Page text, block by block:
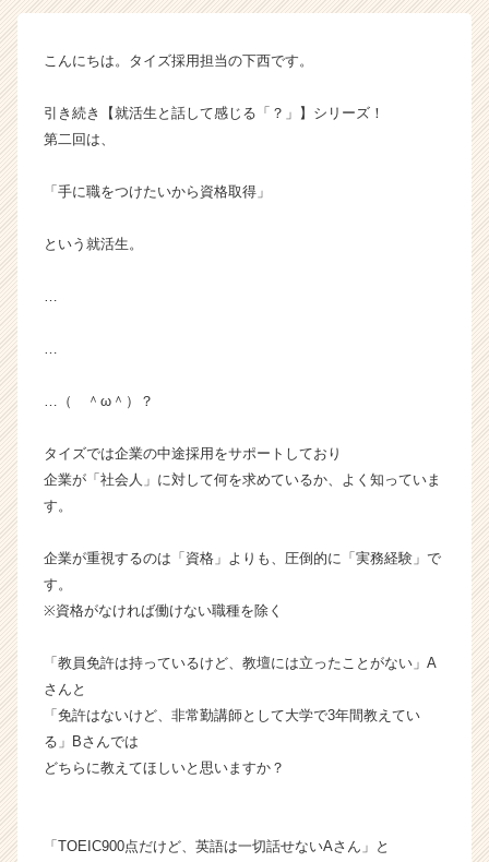
か
ス
ウ
ト
く
ア
（C
h
r
a
こんにちは。タイズ採用担当の下西です。
引き続き【就活生と話して感じる「？」】シリーズ！
第二回は、
「手に職をつけたいから資格取得」
という就活生。
…（ ＾ω＾）？
タイズでは企業の中途採用をサポートしており
企業が「社会人」に対して何を求めているか、よく知っていま
す。
企業が重視するのは「資格」よりも、圧倒的に「実務経験」で
す。
※資格がなければ働けない職種を除く
「教員免許は持っているけど、教壇には立ったことがない」A
さんと
「免許はないけど、非常勤講師として大学で3年間教えてい
る」Bさんでは
どちらに教えてほしいと思いますか？
「TOEIC900点だけど、英語は一切話せないAさん」と